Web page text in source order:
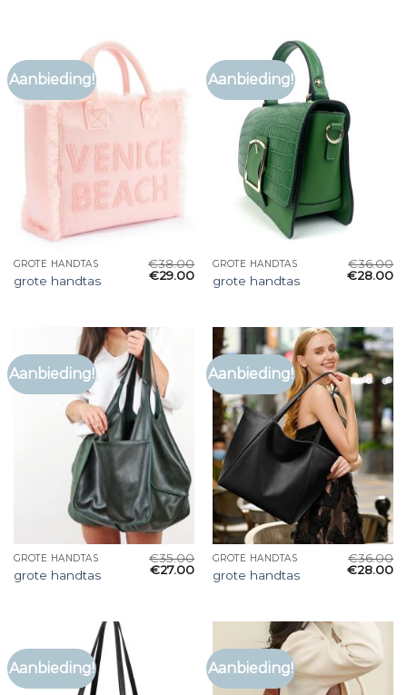
Aanbieding!
GROTE HANDTAS
grote handtas
€38.00
€29.00
Aanbieding!
GROTE HANDTAS
grote handtas
€36.00
€28.00
Aanbieding!
GROTE HANDTAS
grote handtas
€35.00
€27.00
Aanbieding!
GROTE HANDTAS
grote handtas
€36.00
€28.00
Aanbieding! Aanbieding!